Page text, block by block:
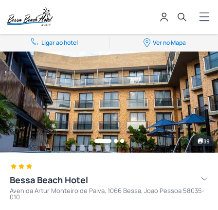
Ligar ao hotel Ver no Mapa
39
Bessa Beach Hotel
Avenida Artur Monteiro de Paiva, 1066 Bessa, Joao Pessoa 58035-
010